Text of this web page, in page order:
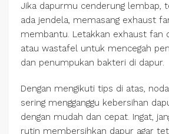
Jika dapurmu cenderung lembap,
ada jendela, memasang exhaust
membantu. Letakkan exhaust fan
atau wastafel untuk mencegah
dan penumpukan bakteri di dapur.
Dengan mengikuti tips di atas,
sering mengganggu kebersihan
dengan mudah dan cepat. Ingat,
rutin membersihkan dapur agar